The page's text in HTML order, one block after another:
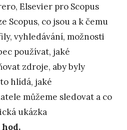
Elsevier pro Scopus
Scopus, co jsou a k čemu
vyhledávání, možnosti
používat, jaké
zdroje, aby byly
hlídá, jaké
můžeme sledovat a co
ukázka
hod.